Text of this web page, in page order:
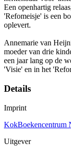
Een openhartig
'Refomeisje' is een
oplevert.
Annemarie van
moeder van drie
een jaar lang op de
'Visie' en in het
Details
Imprint
KokBoekencentrum
Uitgever